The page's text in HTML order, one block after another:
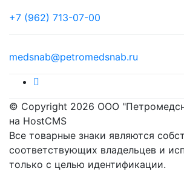
+7 (962) 713-07-00
medsnab@petromedsnab.ru
© Copyright 2026 ООО
на HostCMS
Все товарные знаки являются
соответствующих владельцев и
только с целью идентификации.